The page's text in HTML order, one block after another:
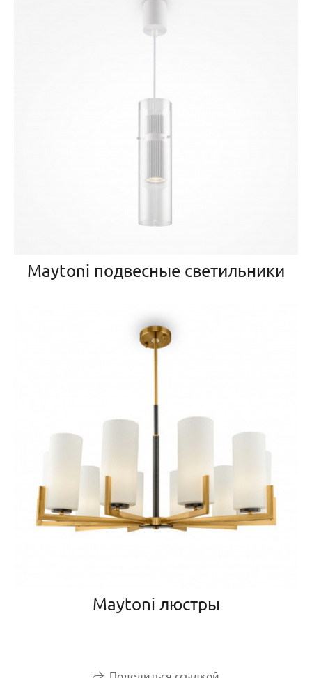
Maytoni подвесные светильники
Maytoni люстры